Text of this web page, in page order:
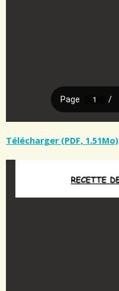
Télécharger (PDF, 1.51Mo)